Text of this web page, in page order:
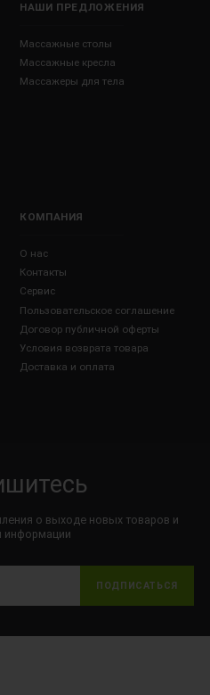
НАШИ ПРЕДЛОЖЕНИЯ
Массажные столы
Массажные кресла
Массажеры для тела
КОМПАНИЯ
О нас
Контакты
Сервис
Пользовательское соглашение
Договор публичной оферты
Условия возврата товара
Доставка и оплата
о выходе новых товаров и
информации
ПОДПИСАТЬСЯ